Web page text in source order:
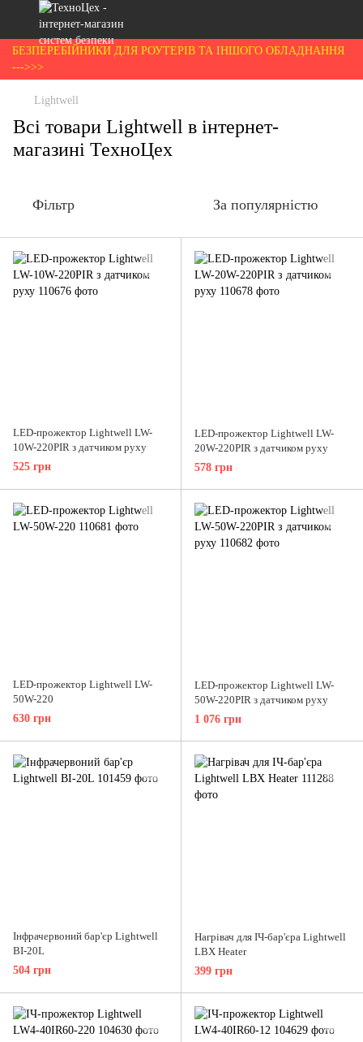
БЕЗПЕРЕБІЙНИКИ ДЛЯ РОУТЕРІВ ТА ІНШОГО ОБЛАДНАННЯ
--->>>
Lightwell
Всі товари Lightwell в інтернет-
магазині ТехноЦех
Фільтр За популярністю
LED-прожектор Lightwell LW-
10W-220PIR з датчиком руху
525 грн
LED-прожектор Lightwell LW-
20W-220PIR з датчиком руху
578 грн
LED-прожектор Lightwell LW-
50W-220
630 грн
LED-прожектор Lightwell LW-
50W-220PIR з датчиком руху
1 076 грн
Інфрачервоний бар'єр Lightwell
BI-20L
504 грн
Нагрівач для ІЧ-бар'єра Lightwell
LBX Heater
399 грн